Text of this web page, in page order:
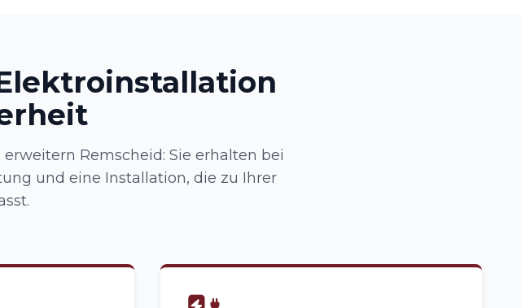
Remscheid: Sie erhalten bei
und eine Installation, die zu Ihrer